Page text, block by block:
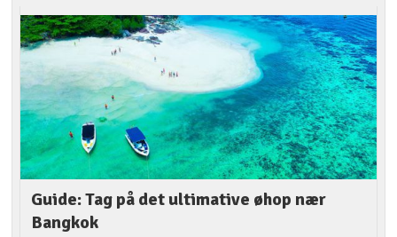
Guide: Tag på det ultimative øhop nær
Bangkok